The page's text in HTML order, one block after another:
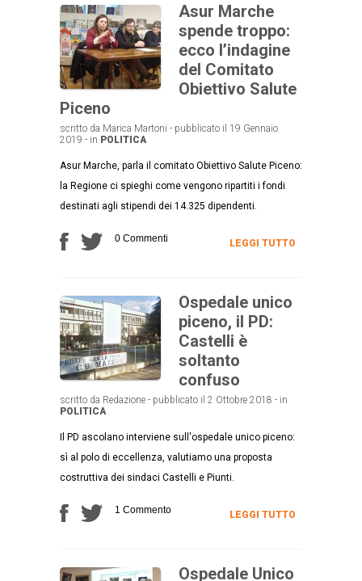
Asur Marche
spende troppo:
ecco l’indagine
del Comitato
Obiettivo Salute
Piceno
scritto da Marica Martoni - pubblicato il 19 Gennaio
2019 - in POLITICA
Asur Marche, parla il comitato Obiettivo Salute Piceno:
la Regione ci spieghi come vengono ripartiti i fondi
destinati agli stipendi dei 14.325 dipendenti.
0 Commenti LEGGI TUTTO
Ospedale unico
piceno, il PD:
Castelli è
soltanto
confuso
scritto da Redazione - pubblicato il 2 Ottobre 2018 - in
POLITICA
Il PD ascolano interviene sull'ospedale unico piceno:
sì al polo di eccellenza, valutiamo una proposta
costruttiva dei sindaci Castelli e Piunti.
1 Commento LEGGI TUTTO
Ospedale Unico